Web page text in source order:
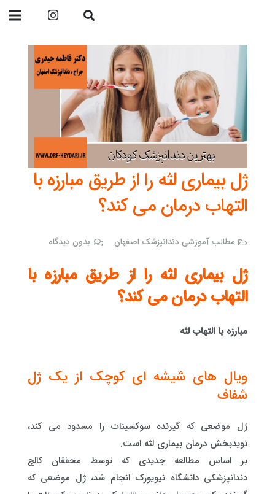
ژل بیماری لثه را از طریق مبارزه با
التهاب درمان می کند؟
مطالب آموزشی دندانپزشک اصفهان بدون دیدگاه
ژل بیماری لثه را از طریق مبارزه با
التهاب درمان می کند؟
مبارزه با التهاب لثه
ویال های شیشه ای کوچک از یک ژل
شفاف
ژل موضعی که گیرنده سوکسینات را مسدود می کند،
نویدبخش درمان بیماری لثه است.
بر اساس مطالعه جدیدی که توسط محققان کالج
دندانپزشکی دانشگاه نیویورک انجام شد، ژل موضعی که